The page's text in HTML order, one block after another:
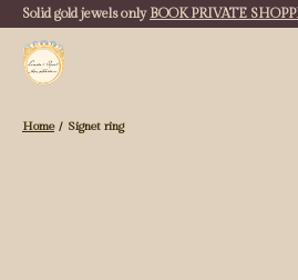
Solid gold jewels only BOOK PRIVATE
Home / Signet ring